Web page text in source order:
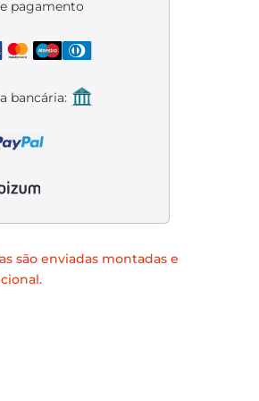
pagamento
bancária:
são enviadas montadas e